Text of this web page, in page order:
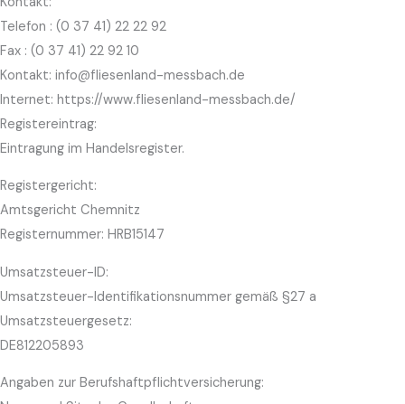
Telefon : (0 37 41) 22 22 92
Fax : (0 37 41) 22 92 10
Kontakt: info@fliesenland-messbach.de
Internet: https://www.fliesenland-messbach.de/
Registereintrag:
Eintragung im Handelsregister.
Registergericht:
Amtsgericht Chemnitz
Registernummer: HRB15147
Umsatzsteuer-ID:
Umsatzsteuer-Identifikationsnummer gemäß §27 a
Umsatzsteuergesetz:
DE812205893
Angaben zur Berufshaftpflichtversicherung: